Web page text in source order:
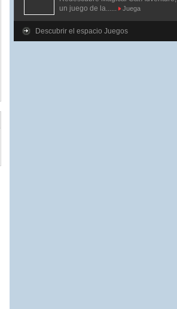
un juego de la......
Juega
Descubrir el espacio Juegos